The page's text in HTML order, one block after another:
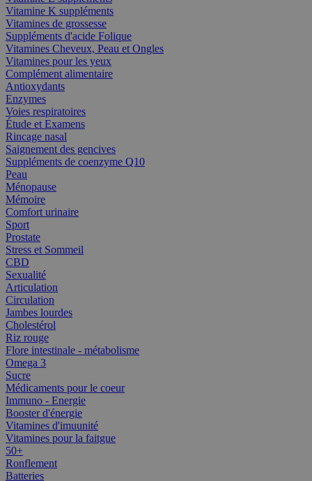
Vitamine K suppléments
Vitamines de grossesse
Suppléments d'acide Folique
Vitamines Cheveux, Peau et Ongles
Vitamines pour les yeux
Complément alimentaire
Antioxydants
Enzymes
Voies respiratoires
Étude et Examens
Rincage nasal
Saignement des gencives
Suppléments de coenzyme Q10
Peau
Ménopause
Mémoire
Comfort urinaire
Sport
Prostate
Stress et Sommeil
CBD
Sexualité
Articulation
Circulation
Jambes lourdes
Cholestérol
Riz rouge
Flore intestinale - métabolisme
Omega 3
Sucre
Médicaments pour le coeur
Immuno - Energie
Booster d'énergie
Vitamines d'imuunité
Vitamines pour la faitgue
50+
Ronflement
Batteries